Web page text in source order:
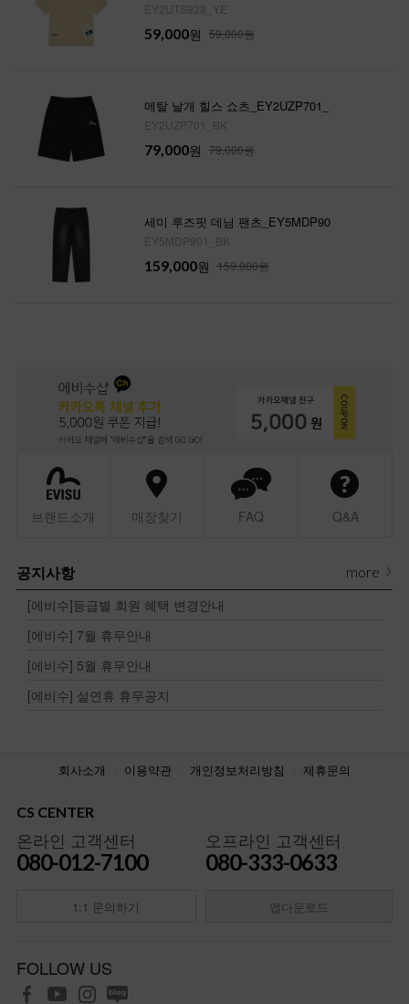
EY2UTS928_YE
59,000원 59,000원
메탈 날개 힐스 쇼츠_EY2UZP701_
EY2UZP701_BK
79,000원 79,000원
세미 루즈핏 데님 팬츠_EY5MDP90
EY5MDP901_BK
159,000원 159,000원
브랜드소개 매장찾기 FAQ Q&A
공지사항 more
[에비수]등급별 회원 혜택 변경안내
[에비수] 7월 휴무안내
[에비수] 5월 휴무안내
[에비수] 설연휴 휴무공지
회사소개 이용약관 개인정보처리방침 제휴문의
CS CENTER
온라인 고객센터
080-012-7100
1:1 문의하기
오프라인 고객센터
080-333-0633
앱다운로드
FOLLOW US